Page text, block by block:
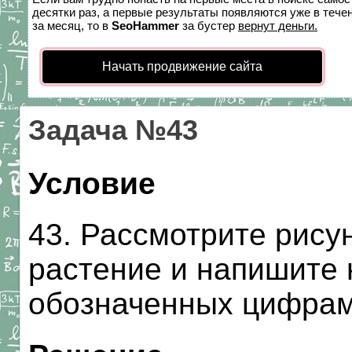
десятки раз, а первые результаты появляются уже в
за месяц, то в SeoHammer за бустер вернут деньги.
Начать продвижение сайта
Задача №43
Условие
43. Рассмотрите
растение и напишите
обозначенных